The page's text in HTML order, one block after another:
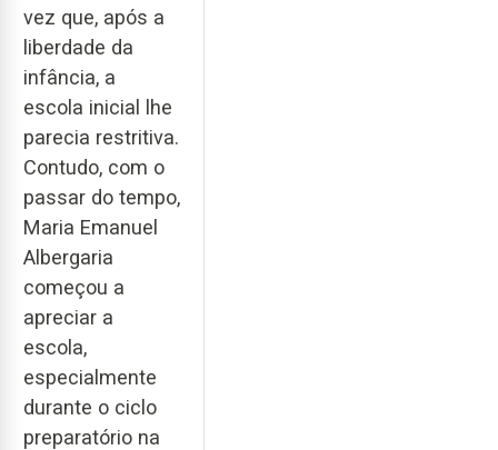
vez que, após a
liberdade da
infância, a
escola inicial lhe
parecia restritiva.
Contudo, com o
passar do tempo,
Maria Emanuel
Albergaria
começou a
apreciar a
escola,
especialmente
durante o ciclo
preparatório na